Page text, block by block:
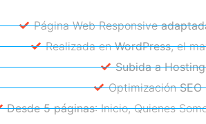
Página Web Responsive
Realizada enWordPress, el
Subida a Hosting
Optimización
Desde 5 páginas: Inicio, Quienes